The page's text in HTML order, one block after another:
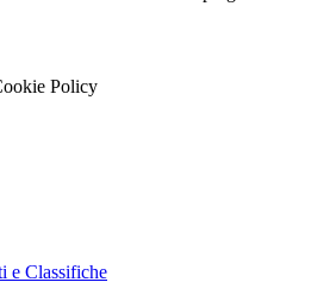
Policy
e Classifiche